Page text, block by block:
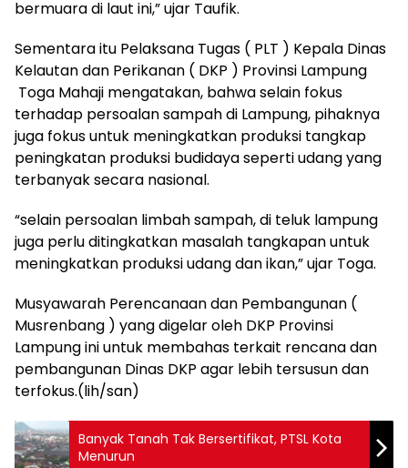
bermuara di laut ini,” ujar Taufik.
Sementara itu Pelaksana Tugas ( PLT ) Kepala Dinas
Kelautan dan Perikanan ( DKP ) Provinsi Lampung
Toga Mahaji mengatakan, bahwa selain fokus
terhadap persoalan sampah di Lampung, pihaknya
juga fokus untuk meningkatkan produksi tangkap
peningkatan produksi budidaya seperti udang yang
terbanyak secara nasional.
“selain persoalan limbah sampah, di teluk lampung
juga perlu ditingkatkan masalah tangkapan untuk
meningkatkan produksi udang dan ikan,” ujar Toga.
Musyawarah Perencanaan dan Pembangunan (
Musrenbang ) yang digelar oleh DKP Provinsi
Lampung ini untuk membahas terkait rencana dan
pembangunan Dinas DKP agar lebih tersusun dan
terfokus.(lih/san)
Banyak Tanah Tak Bersertifikat, PTSL Kota
Menurun